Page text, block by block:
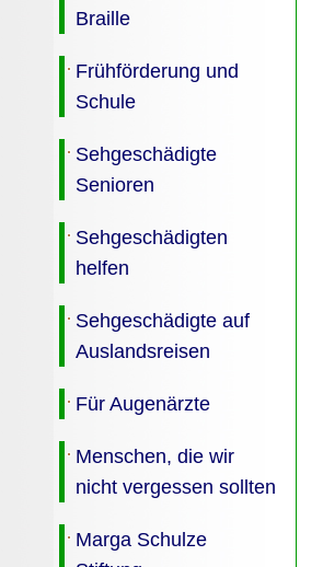
Braille
Frühförderung und
Schule
Sehgeschädigte
Senioren
Sehgeschädigten
helfen
Sehgeschädigte auf
Auslandsreisen
Für Augenärzte
Menschen, die wir
nicht vergessen sollten
Marga Schulze